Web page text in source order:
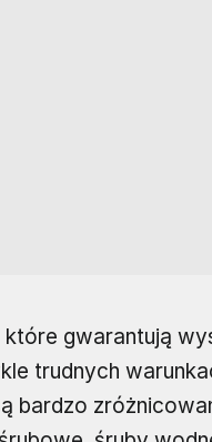
gwarantują
trudnych
bardzo